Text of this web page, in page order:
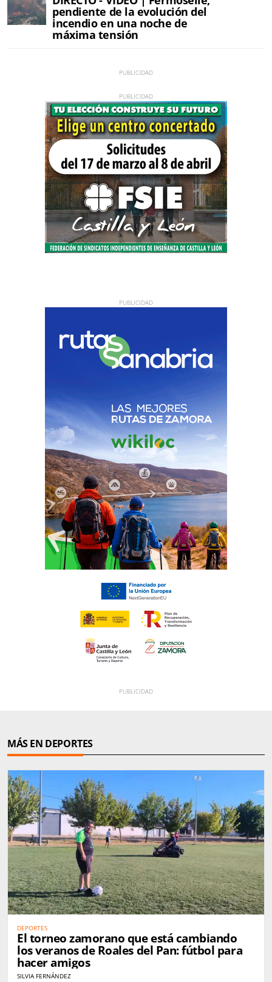
pendiente de la evolución del
incendio en una noche de
máxima tensión
MÁS EN DEPORTES
DEPORTES
El torneo zamorano que está cambiando
los veranos de Roales del Pan: fútbol para
hacer amigos
SILVIA FERNÁNDEZ